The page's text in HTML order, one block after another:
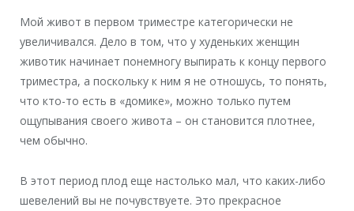
Мой живот в первом триместре категорически не
увеличивался. Дело в том, что у худеньких женщин
животик начинает понемногу выпирать к концу первого
триместра, а поскольку к ним я не отношусь, то понять,
что кто-то есть в «домике», можно только путем
ощупывания своего живота – он становится плотнее,
чем обычно.
В этот период плод еще настолько мал, что каких-либо
шевелений вы не почувствуете. Это прекрасное